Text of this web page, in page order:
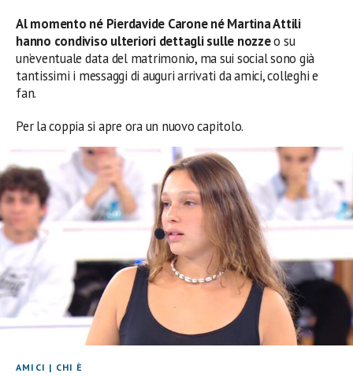
Al momento né Pierdavide Carone né Martina Attili
hanno condiviso ulteriori dettagli sulle nozzeo su
un’eventuale data del matrimonio, ma sui social sono già
tantissimi i messaggi di auguri arrivati da amici, colleghi e
fan.
Per la coppia si apre ora un nuovo capitolo.
AMICI | CHI È